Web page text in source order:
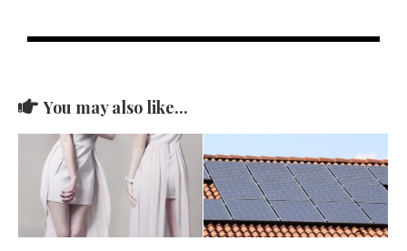
You may also like...